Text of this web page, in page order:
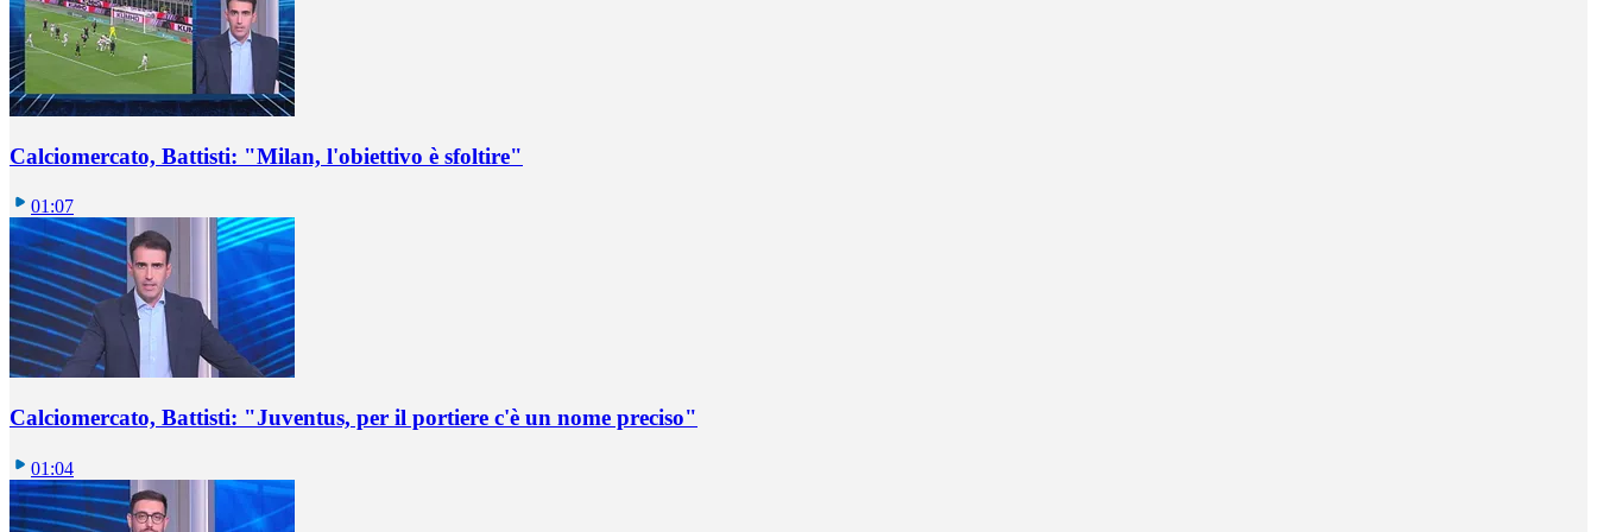
Calciomercato, Battisti: "Milan, l'obiettivo è sfoltire"
01:07
Calciomercato, Battisti: "Juventus, per il portiere c'è un nome preciso"
01:04